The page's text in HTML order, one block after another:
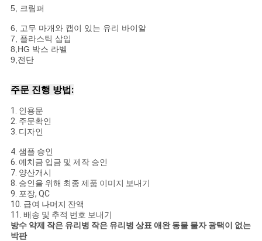
5, 크림퍼
6, 고무 마개와 캡이 있는 유리 바이알
7, 플라스틱 삽입
8, HG 박스 라벨
9, 전단
주문 진행 방법:
1. 인용문
2. 주문확인
3. 디자인
4. 샘플 승인
6. 예치금 입금 및 제작 승인
7. 양산개시
8. 승인을 위해 최종 제품 이미지 보내기
9. 포장, QC
10. 급여 나머지 잔액
11. 배송 및 추적 번호 보내기
방수 약제 작은 유리병 작은 유리병 상표 애완 동물 물자 광택이 없는
박판